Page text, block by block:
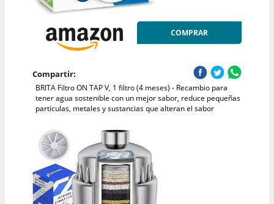
COMPRAR
Compartir:
BRITA Filtro ON TAP V, 1 filtro (4 meses) - Recambio para
tener agua sostenible con un mejor sabor, reduce pequeñas
partículas, metales y sustancias que alteran el sabor